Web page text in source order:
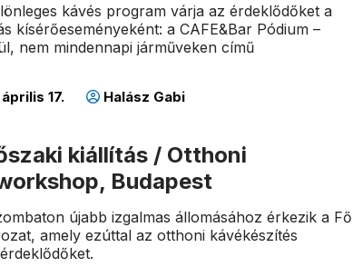
kávés program várja az érdeklődőket a
kísérőeseményeként: a CAFE&Bar Pódium –
nem mindennapi járműveken című
17. Halász Gabi
kiállítás / Otthoni
Budapest
újabb izgalmas állomásához érkezik a Fő
amely ezúttal az otthoni kávékészítés